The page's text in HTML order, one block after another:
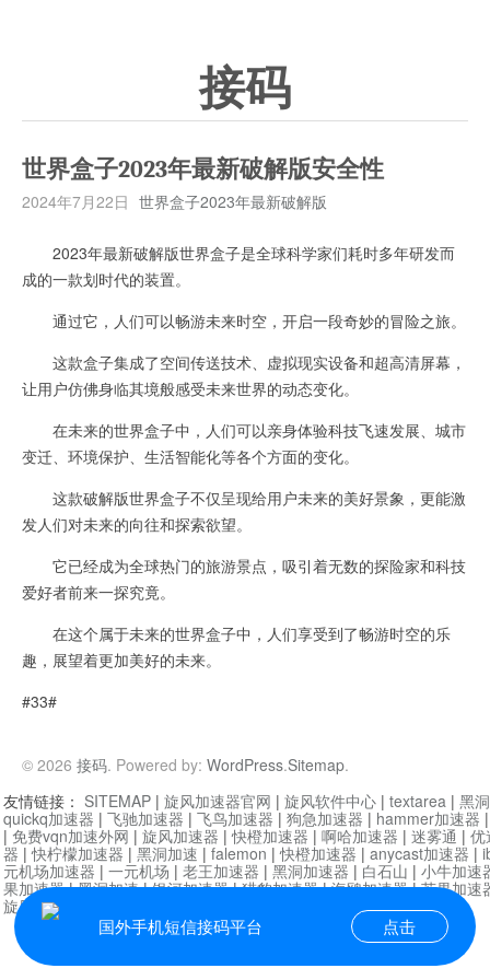
接码
世界盒子2023年最新破解版安全性
2024年7月22日 世界盒子2023年最新破解版
2023年最新破解版世界盒子是全球科学家们耗时多年研发而
成的一款划时代的装置。
通过它，人们可以畅游未来时空，开启一段奇妙的冒险之旅。
这款盒子集成了空间传送技术、虚拟现实设备和超高清屏幕，
让用户仿佛身临其境般感受未来世界的动态变化。
在未来的世界盒子中，人们可以亲身体验科技飞速发展、城市
变迁、环境保护、生活智能化等各个方面的变化。
这款破解版世界盒子不仅呈现给用户未来的美好景象，更能激
发人们对未来的向往和探索欲望。
它已经成为全球热门的旅游景点，吸引着无数的探险家和科技
爱好者前来一探究竟。
在这个属于未来的世界盒子中，人们享受到了畅游时空的乐
趣，展望着更加美好的未来。
#33#
© 2026 接码. Powered by: WordPress.Sitemap.
国外手机短信接码平台 点击
友情链接： SITEMAP | 旋风加速器官网 | 旋风软件中心 | textarea | 黑
quickq加速器 | 飞驰加速器 | 飞鸟加速器 | 狗急加速器 | hammer加速器
| 免费vqn加速外网 | 旋风加速器 |快橙加速器 | 啊哈加速器 | 迷雾通 | 优
器 |快柠檬加速器 | 黑洞加速 | falemon |快橙加速器 | anycast加速器 |
元机场加速器 | 一元机场 | 老王加速器 | 黑洞加速器 | 白石山 | 小牛加速
果加速器|黑洞加速|银河加速器|猎豹加速器|海鸥加速器|芒果加速
旋风加速器度器